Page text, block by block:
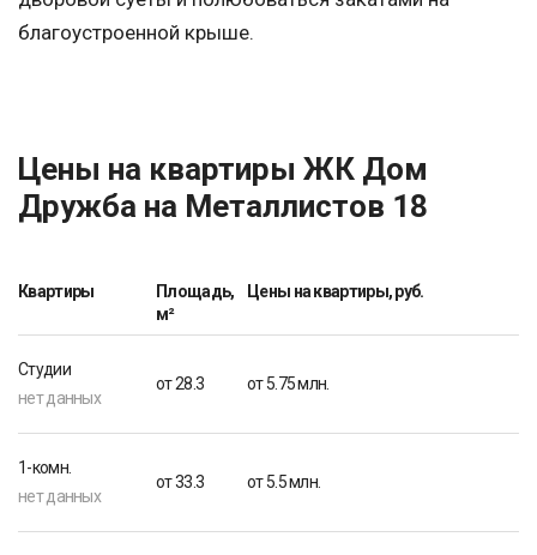
благоустроенной крыше.
Цены на квартиры ЖК Дом
Дружба на Металлистов 18
Квартиры
Площадь,
м²
Цены на квартиры, руб.
Студии
нет данных
от 28.3 от 5.75 млн.
1-комн.
нет данных
от 33.3 от 5.5 млн.